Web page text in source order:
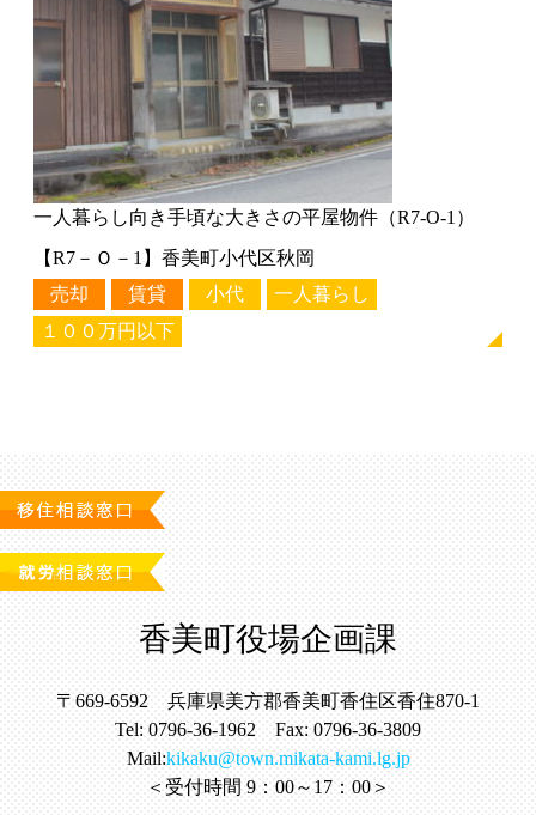
一人暮らし向き手頃な大きさの平屋物件（R7-O-1）
【R7－Ｏ－1】香美町小代区秋岡
売却
賃貸 小代
一人暮らし
１００万円以下
香美町役場企画課
〒669-6592 兵庫県美方郡香美町香住区香住870-1
Tel: 0796-36-1962 Fax: 0796-36-3809
Mail:kikaku@town.mikata-kami.lg.jp
＜受付時間 9：00～17：00＞